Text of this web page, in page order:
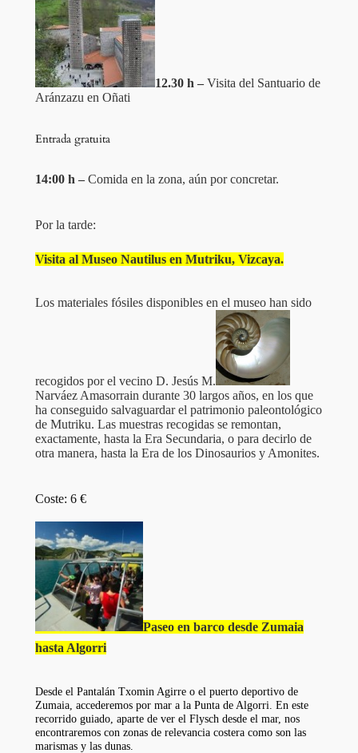
12.30 h –Visita del Santuario de
Aránzazu en Oñati
Entrada gratuita
14:00 h –Comida en la zona, aún por concretar.
Por la tarde:
Visita al Museo Nautilus en Mutriku, Vizcaya.
Los materiales fósiles disponibles en el museo han sido
recogidos por el vecino D. Jesús M.
Narváez Amasorrain durante 30 largos años, en los que
ha conseguido salvaguardar el patrimonio paleontológico
de Mutriku. Las muestras recogidas se remontan,
exactamente, hasta la Era Secundaria, o para decirlo de
otra manera, hasta la Era de los Dinosaurios y Amonites.
Coste: 6 €
Paseo en barco desde Zumaia
hasta Algorri
Desde el Pantalán Txomin Agirre o el puerto deportivo de
Zumaia, accederemos por mar a la Punta de Algorri. En este
recorrido guiado, aparte de ver el Flysch desde el mar, nos
encontraremos con zonas de relevancia costera como son las
marismas y las dunas.